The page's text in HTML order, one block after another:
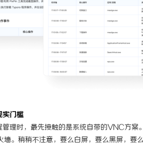
实门槛
理时，最先接触的是系统自带的VNC方
墙。稍稍不注意，要么白屏，要么黑屏，
的应用与发展趋 自动定位平衡机厂家引
势